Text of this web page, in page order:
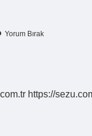
Yorum Bırak
https://